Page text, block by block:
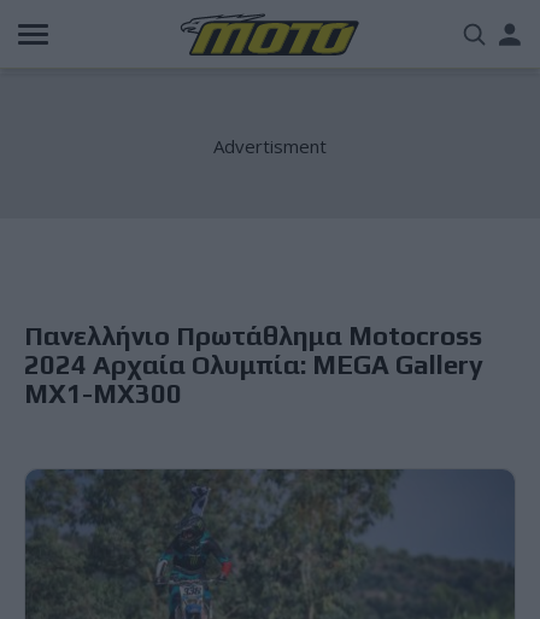
Παράκαμψη
προς
Πανελλήνιο Πρωτάθλημα Motocross
2024 Αρχαία Ολυμπία: MEGA Gallery
MX1-MX300